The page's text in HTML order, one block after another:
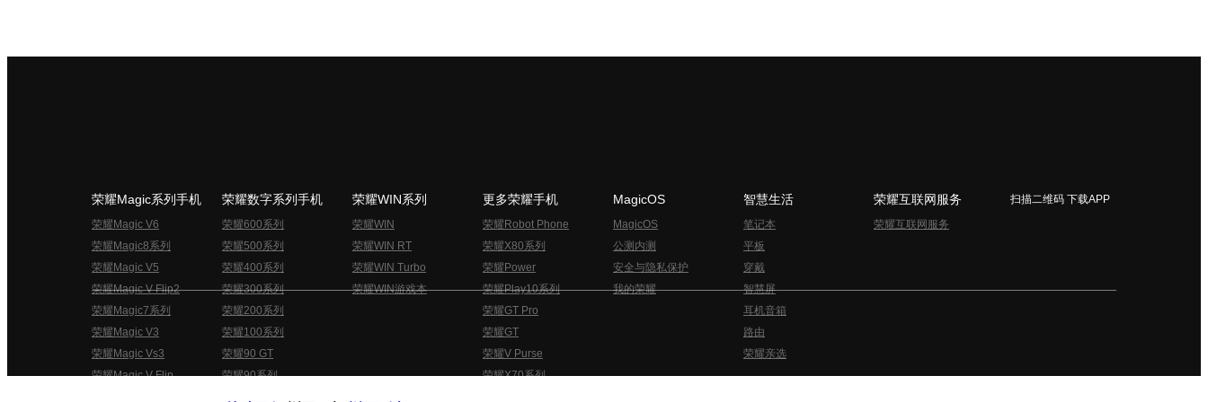
荣耀Magic系列手机
荣耀Magic V6
荣耀Magic8系列
荣耀Magic V5
荣耀Magic V Flip2
荣耀Magic7系列
荣耀Magic V3
荣耀Magic Vs3
荣耀Magic V Flip
荣耀数字系列手机
荣耀600系列
荣耀500系列
荣耀400系列
荣耀300系列
荣耀200系列
荣耀100系列
荣耀90 GT
荣耀90系列
荣耀WIN系列
荣耀WIN
荣耀WIN RT
荣耀WIN Turbo
荣耀WIN游戏本
更多荣耀手机
荣耀Robot Phone
荣耀X80系列
荣耀Power
荣耀Play10系列
荣耀GT Pro
荣耀GT
荣耀V Purse
荣耀X70系列
MagicOS
MagicOS
公测内测
安全与隐私保护
我的荣耀
智慧生活
笔记本
平板
穿戴
智慧屏
耳机音箱
路由
荣耀亲选
荣耀互联网服务
荣耀互联网服务
扫描二维码 下载APP